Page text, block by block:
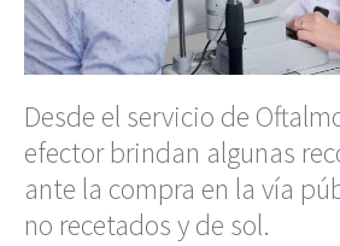
Desde el servicio de
efector brindan algunas
ante la compra en la vía
no recetados y de sol.